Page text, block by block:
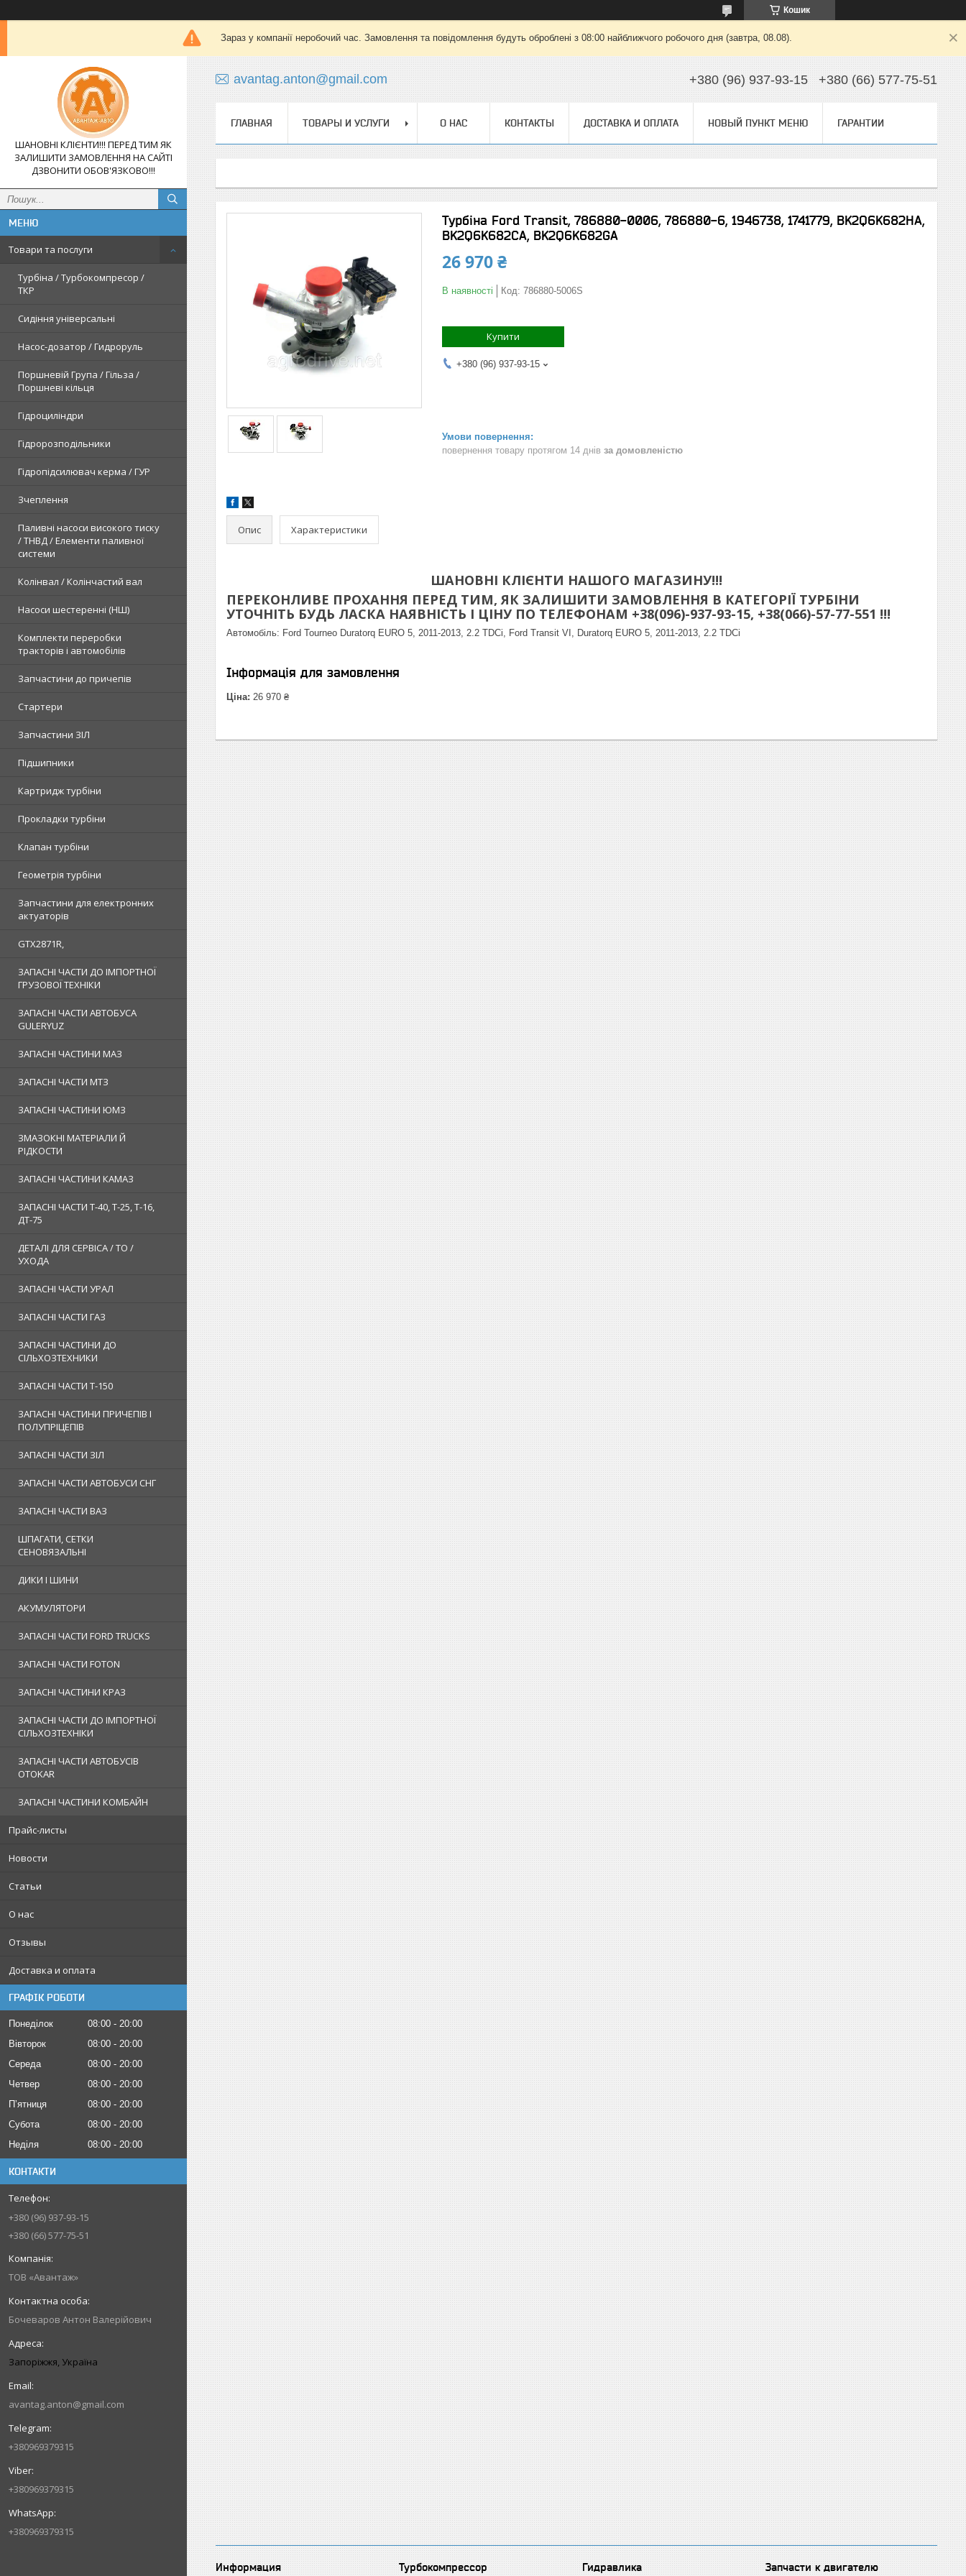
Кошик
Зараз у компанії неробочий час. Замовлення та повідомлення будуть оброблені з 08:00 найближчого робочого дня (завтра, 08.08).
ШАНОВНІ КЛІЄНТИ!!! ПЕРЕД ТИМ ЯК
ЗАЛИШИТИ ЗАМОВЛЕННЯ НА САЙТІ
ДЗВОНИТИ ОБОВ'ЯЗКОВО!!!
Товари та послуги
Турбіна / Турбокомпресор /
ТКР
Сидіння універсальні
Насос-дозатор / Гидроруль
Поршневій Група / Гільза /
Поршневі кільця
Гідроциліндри
Гідророзподільники
Гідропідсилювач керма / ГУР
Зчеплення
Паливні насоси високого тиску
/ ТНВД / Елементи паливної
системи
Колінвал / Колінчастий вал
Насоси шестеренні (НШ)
Комплекти переробки
тракторів і автомобілів
Запчастини до причепів
Стартери
Запчастини ЗІЛ
Підшипники
Картридж турбіни
Прокладки турбіни
Клапан турбіни
Геометрія турбіни
Запчастини для електронних
актуаторів
GTX2871R,
ЗАПАСНІ ЧАСТИ ДО ІМПОРТНОЇ
ГРУЗОВОЇ ТЕХНІКИ
ЗАПАСНІ ЧАСТИ АВТОБУСА
GULERYUZ
ЗАПАСНІ ЧАСТИНИ МАЗ
ЗАПАСНІ ЧАСТИ МТЗ
ЗАПАСНІ ЧАСТИНИ ЮМЗ
ЗМАЗОКНІ МАТЕРІАЛИ Й
РІДКОСТИ
ЗАПАСНІ ЧАСТИНИ КАМАЗ
ЗАПАСНІ ЧАСТИ Т-40, Т-25, Т-16,
ДТ-75
ДЕТАЛІ ДЛЯ СЕРВІСА / ТО /
УХОДА
ЗАПАСНІ ЧАСТИ УРАЛ
ЗАПАСНІ ЧАСТИ ГАЗ
ЗАПАСНІ ЧАСТИНИ ДО
СІЛЬХОЗТЕХНИКИ
ЗАПАСНІ ЧАСТИ Т-150
ЗАПАСНІ ЧАСТИНИ ПРИЧЕПІВ І
ПОЛУПРІЦЕПІВ
ЗАПАСНІ ЧАСТИ ЗІЛ
ЗАПАСНІ ЧАСТИ АВТОБУСИ СНГ
ЗАПАСНІ ЧАСТИ ВАЗ
ШПАГАТИ, СЕТКИ
СЕНОВЯЗАЛЬНІ
ДИКИ І ШИНИ
АКУМУЛЯТОРИ
ЗАПАСНІ ЧАСТИ FORD TRUCKS
ЗАПАСНІ ЧАСТИ FOTON
ЗАПАСНІ ЧАСТИНИ КРАЗ
ЗАПАСНІ ЧАСТИ ДО ІМПОРТНОЇ
СІЛЬХОЗТЕХНІКИ
ЗАПАСНІ ЧАСТИ АВТОБУСІВ
OTOKAR
ЗАПАСНІ ЧАСТИНИ КОМБАЙН
Прайс-листы
Новости
Статьи
О нас
Отзывы
Доставка и оплата
ГРАФІК РОБОТИ
Понеділок 08:00
20:00
Вівторок
08:00
20:00
Середа
08:00
20:00
Четвер
08:00
20:00
Пʼятниця
08:00
20:00
Субота
08:00
20:00
Неділя
08:00 20:00
КОНТАКТИ
+380 (96) 937-93-15
+380 (66) 577-75-51
ТОВ «Авантаж»
Бочеваров Антон Валерійович
Запоріжжя, Україна
avantag.anton@gmail.com
+380969379315
+380969379315
+380969379315
avantag.anton@gmail.com +380 (96) 937-93-15 +380 (66) 577-75-51
ГЛАВНАЯ ТОВАРЫ И УСЛУГИ О НАС КОНТАКТЫ ДОСТАВКА И ОПЛАТА НОВЫЙ ПУНКТ МЕНЮ ГАРАНТИИ
Турбіна Ford Transit, 786880-0006, 786880-6, 1946738, 1741779, BK2Q6K682HA,
BK2Q6K682CA, BK2Q6K682GA
26 970 ₴
В наявності Код: 786880-5006S
Купити
+380 (96) 937-93-15
повернення товару протягом 14 днів за домовленістю
Опис Характеристики
ШАНОВНІ КЛІЄНТИ НАШОГО МАГАЗИНУ!!!
ПЕРЕКОНЛИВЕ ПРОХАННЯ ПЕРЕД ТИМ, ЯК ЗАЛИШИТИ ЗАМОВЛЕННЯ В КАТЕГОРІЇ ТУРБІНИ
УТОЧНІТЬ БУДЬ ЛАСКА НАЯВНІСТЬ І ЦІНУ ПО ТЕЛЕФОНАМ +38(096)-937-93-15, +38(066)-57-77-551 !!!
Автомобіль: Ford Tourneo Duratorq EURO 5, 2011-2013, 2.2 TDCi, Ford Transit VI, Duratorq EURO 5, 2011-2013, 2.2 TDCi
Інформація для замовлення
Ціна: 26 970 ₴
Информация Турбокомпрессор Гидравлика Запчасти к двигателю